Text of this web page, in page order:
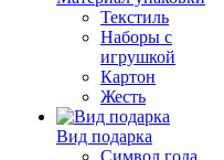
Текстиль
Наборы с
игрушкой
Картон
Жесть
Вид подарка
Символ года